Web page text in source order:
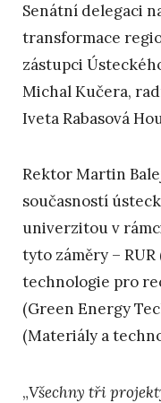
Senátní delegaci
transformace
zástupci
Michal Kučera,
Iveta Rabasová
Rektor Martin
současností
univerzitou v
tyto záměry –
technologie pro
(Green Energy
(Materiály a
„Všechny tři